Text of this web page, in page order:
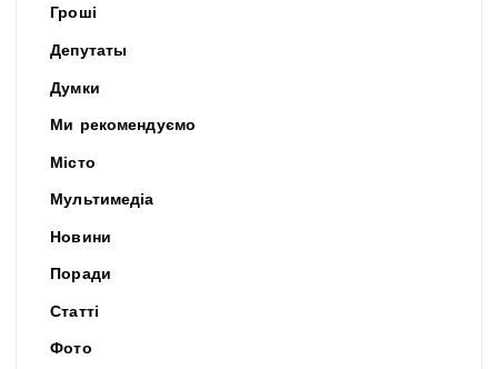
Гроші
Депутаты
Думки
Ми рекомендуємо
Місто
Мультимедіа
Новини
Поради
Статті
Фото